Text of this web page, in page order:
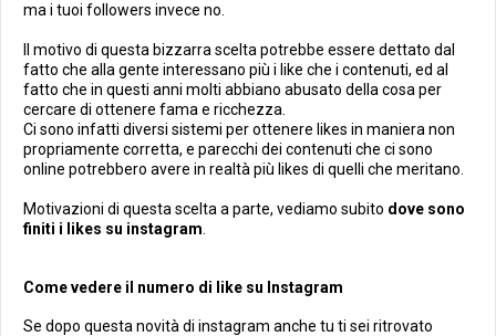
ma i tuoi followers invece no.
Il motivo di questa bizzarra scelta potrebbe essere dettato dal
fatto che alla gente interessano più i like che i contenuti, ed al
fatto che in questi anni molti abbiano abusato della cosa per
cercare di ottenere fama e ricchezza.
Ci sono infatti diversi sistemi per ottenere likes in maniera non
propriamente corretta, e parecchi dei contenuti che ci sono
online potrebbero avere in realtà più likes di quelli che meritano.
Motivazioni di questa scelta a parte, vediamo subito dove sono
finiti i likes su instagram
Come vedere il numero di like su Instagram
Se dopo questa novità di instagram anche tu ti sei ritrovato